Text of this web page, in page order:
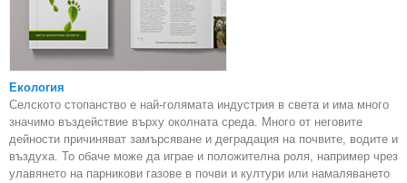
Екология
Селското стопанство е най-голямата индустрия в света и има много
значимо въздействие върху околната среда. Много от неговите
дейности причиняват замърсяване и деградация на почвите, водите и
въздуха. То обаче може да играе и положителна роля, например чрез
улавянето на парникови газове в почви и култури или намаляването